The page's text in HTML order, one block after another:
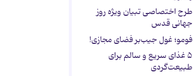
طرح اختصاصی تبیان ویژه روز
جهانی قدس
فومو؛ غول جیب‌بر فضای مجازی!
۵ غذای سریع و سالم برای
طبیعت‌گردی